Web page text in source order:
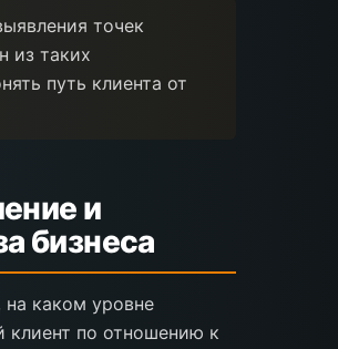
точек
из таких
путь клиента от
и
бизнеса
каком уровне
клиент по отношению к